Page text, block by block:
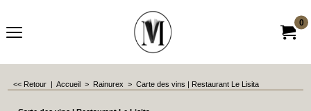
0
<< Retour | Accueil > Rainurex > Carte des vins | Restaurant Le Lisita